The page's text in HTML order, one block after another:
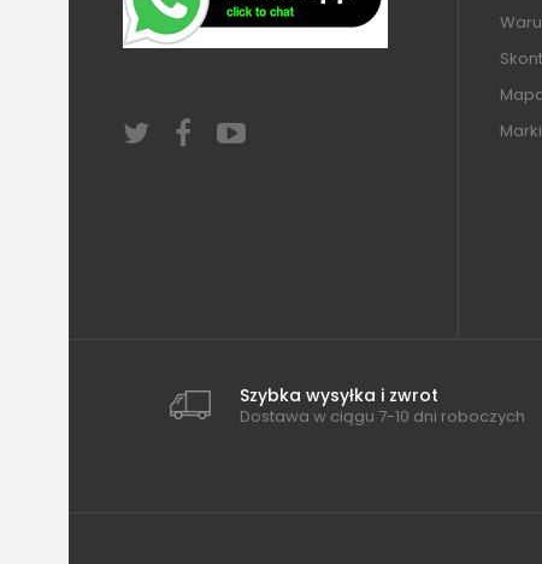
Marki
Szybka wysyłka i zwrot
Dostawa w ciągu 7-10 dni roboczych